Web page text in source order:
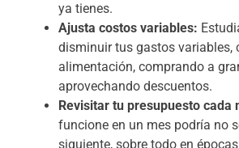
ya tienes.
Ajusta costos variables:
disminuir tus gastos variables,
alimentación, comprando a
aprovechando descuentos.
Revisitar tu presupuesto cada
funcione en un mes podría no
siguiente, sobre todo en